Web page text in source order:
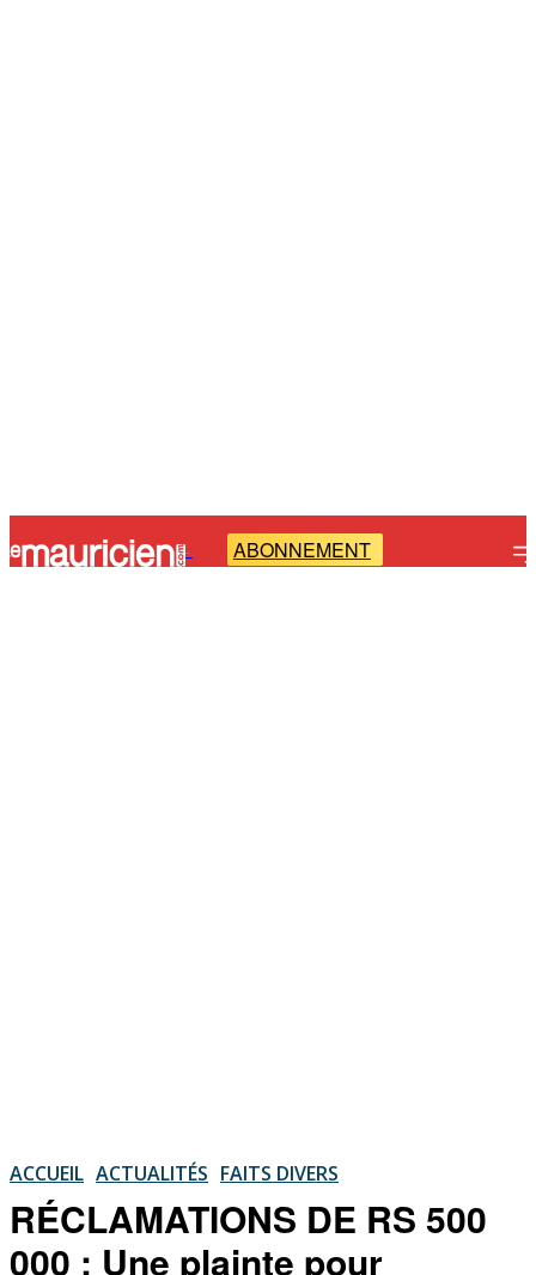
- ABONNEMENT
ACCUEIL ACTUALITÉS FAITS DIVERS
RÉCLAMATIONS DE RS 500
000 : Une plainte pour